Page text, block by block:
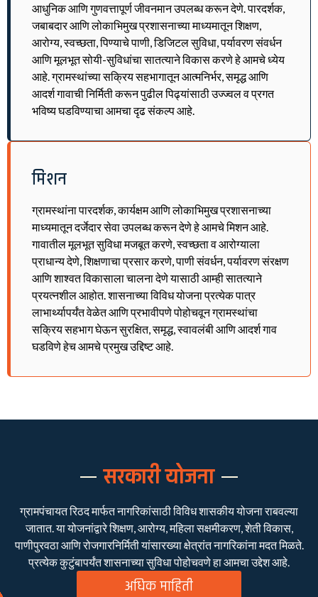
आधुनिक आणि गुणवत्तापूर्ण जीवनमान उपलब्ध करून देणे. पारदर्शक,
जबाबदार आणि लोकाभिमुख प्रशासनाच्या माध्यमातून शिक्षण,
आरोग्य, स्वच्छता, पिण्याचे पाणी, डिजिटल सुविधा, पर्यावरण संवर्धन
आणि मूलभूत सोयी-सुविधांचा सातत्याने विकास करणे हे आमचे ध्येय
आहे. ग्रामस्थांच्या सक्रिय सहभागातून आत्मनिर्भर, समृद्ध आणि
आदर्श गावाची निर्मिती करून पुढील पिढ्यांसाठी उज्ज्वल व प्रगत
भविष्य घडविण्याचा आमचा दृढ संकल्प आहे.
मिशन
ग्रामस्थांना पारदर्शक, कार्यक्षम आणि लोकाभिमुख प्रशासनाच्या
माध्यमातून दर्जेदार सेवा उपलब्ध करून देणे हे आमचे मिशन आहे.
गावातील मूलभूत सुविधा मजबूत करणे, स्वच्छता व आरोग्याला
प्राधान्य देणे, शिक्षणाचा प्रसार करणे, पाणी संवर्धन, पर्यावरण संरक्षण
आणि शाश्वत विकासाला चालना देणे यासाठी आम्ही सातत्याने
प्रयत्नशील आहोत. शासनाच्या विविध योजना प्रत्येक पात्र
लाभार्थ्यापर्यंत वेळेत आणि प्रभावीपणे पोहोचवून ग्रामस्थांचा
सक्रिय सहभाग घेऊन सुरक्षित, समृद्ध, स्वावलंबी आणि आदर्श गाव
घडविणे हेच आमचे प्रमुख उद्दिष्ट आहे.
सरकारी योजना
ग्रामपंचायत रिठद मार्फत नागरिकांसाठी विविध शासकीय योजना राबवल्या
जातात. या योजनांद्वारे शिक्षण, आरोग्य, महिला सक्षमीकरण, शेती विकास,
पाणीपुरवठा आणि रोजगारनिर्मिती यांसारख्या क्षेत्रांत नागरिकांना मदत मिळते.
प्रत्येक कुटुंबापर्यंत शासनाच्या सुविधा पोहोचवणे हा आमचा उद्देश आहे.
अधिक माहिती